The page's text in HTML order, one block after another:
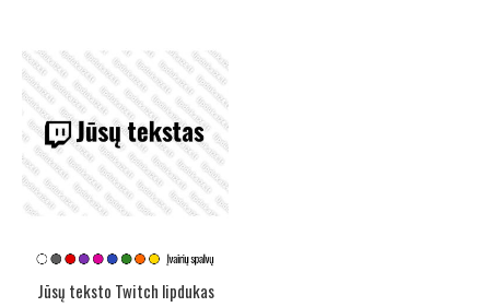
Jūsų teksto Twitch lipdukas